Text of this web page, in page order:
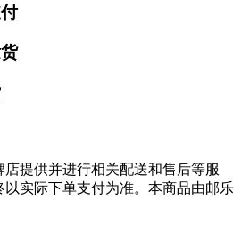
提供并进行相关配送和售后等服
实际下单支付为准。本商品由邮乐